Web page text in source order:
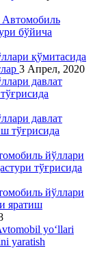
Автомобиль
бўйича
қўмитасида
3 Апрел, 2020
давлат
давлат
тўғрисида
йўллари
тўғрисида
йўллари
яратиш
yo‘llari
yaratish